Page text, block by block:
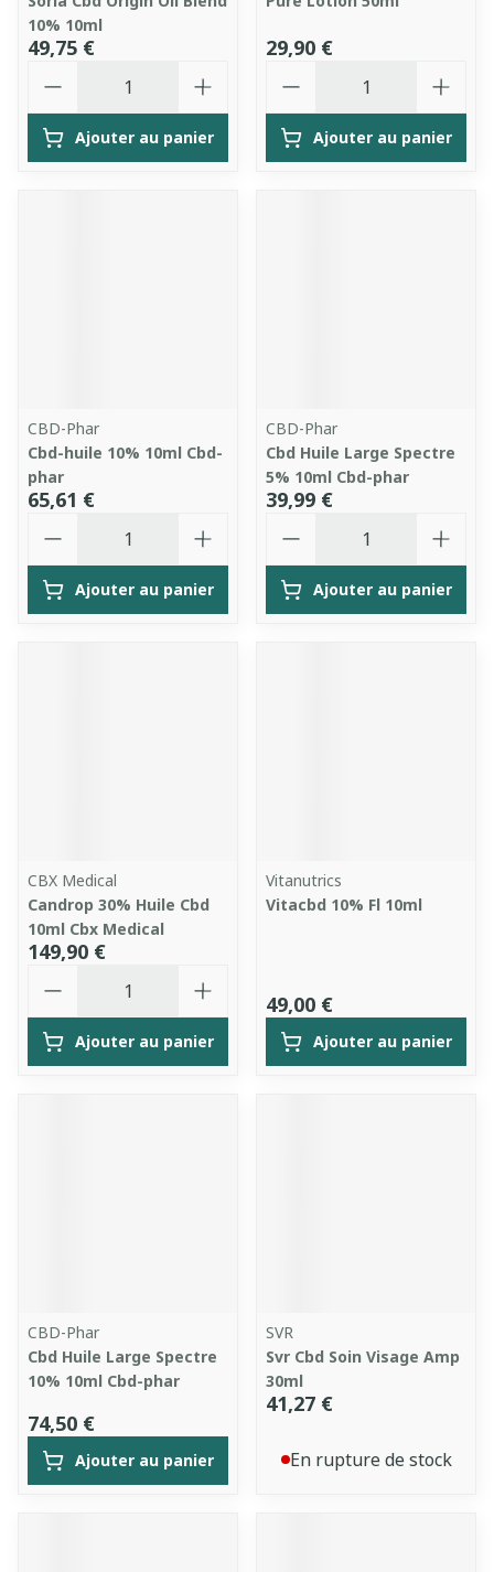
10% 10ml
49,75 €
Ajouter au panier
29,90 €
Ajouter au panier
CBD-Phar
Cbd-huile 10% 10ml Cbd-
phar
65,61 €
Ajouter au panier
CBD-Phar
Cbd Huile Large Spectre
5% 10ml Cbd-phar
39,99 €
Ajouter au panier
CBX Medical
Candrop 30% Huile Cbd
10ml Cbx Medical
149,90 €
Ajouter au panier
Vitanutrics
Vitacbd 10% Fl 10ml
49,00 €
Ajouter au panier
CBD-Phar
Cbd Huile Large Spectre
10% 10ml Cbd-phar
74,50 €
Ajouter au panier
SVR
Svr Cbd Soin Visage Amp
30ml
41,27 €
En rupture de stock